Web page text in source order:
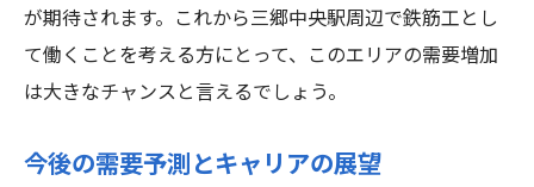
が期待されます。これから三郷中央駅周辺で鉄筋工とし
て働くことを考える方にとって、このエリアの需要増加
は大きなチャンスと言えるでしょう。
今後の需要予測とキャリアの展望